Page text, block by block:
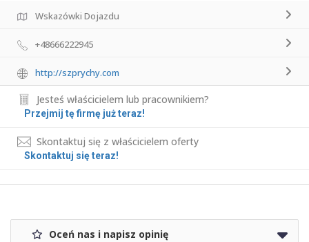
Wskazówki Dojazdu
+48666222945
http://szprychy.com
Jesteś właścicielem lub pracownikiem?
Przejmij tę firmę już teraz!
Skontaktuj się z właścicielem oferty
Skontaktuj się teraz!
Oceń nas i napisz opinię